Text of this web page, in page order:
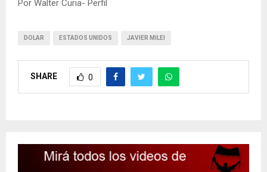
Por Walter Curia- Perfil
DOLAR ESTADOS UNIDOS JAVIER MILEI
SHARE 0